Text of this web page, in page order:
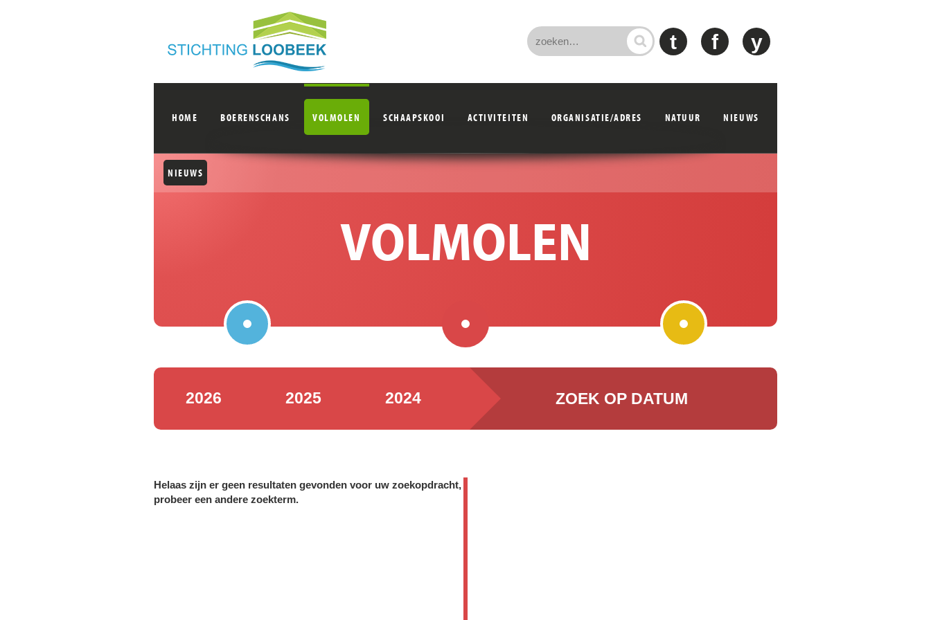
t f y
HOME BOERENSCHANS VOLMOLEN
NIEUWS
SCHAAPSKOOI ACTIVITEITEN ORGANISATIE/ADRES NATUUR NIEUWS
VOLMOLEN
2026 2025 2024 ZOEK OP DATUM
Helaas zijn er geen resultaten gevonden voor uw zoekopdracht,
probeer een andere zoekterm.